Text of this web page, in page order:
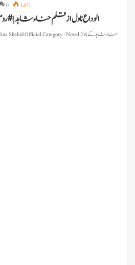
0 1,671
الوداع ناول از قلم حناء شاہد |